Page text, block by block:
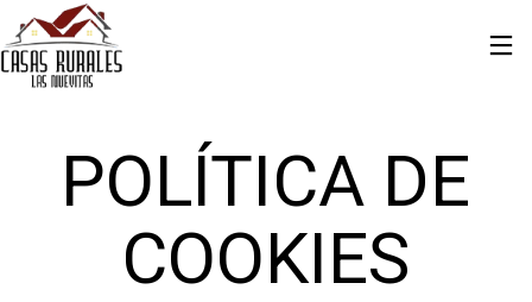
POLÍTICA DE
COOKIES